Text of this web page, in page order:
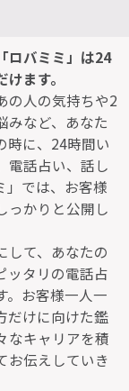
ロバミミ」は24
ます。
の人の気持ちや2
みなど、あなた
時に、24時間い
電話占い、話し
」では、お客様
っかりと公開し
して、あなたの
ッタリの電話占
。お客様一人一
だけに向けた鑑
なキャリアを積
お伝えしていき